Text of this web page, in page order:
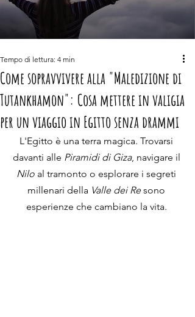
Come sopravvivere alla "Maledizione di
Tutankhamon": Cosa mettere in valigia
per un viaggio in Egitto senza drammi
Tempo di lettura: 4 min
L'Egitto è una terra magica. Trovarsi
davanti alle Piramidi di Giza, navigare il
Nilo al tramonto o esplorare i segreti
millenari della Valle dei Re sono
esperienze che cambiano la vita.